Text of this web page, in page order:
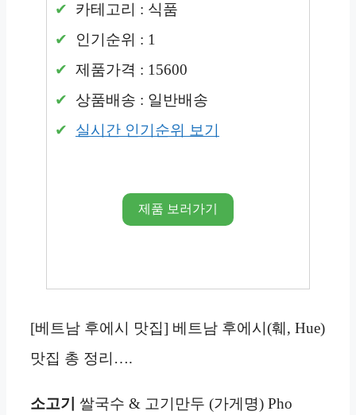
카테고리 : 식품
인기순위 : 1
제품가격 : 15600
상품배송 : 일반배송
실시간 인기순위 보기
제품 보러가기
[베트남 후에시 맛집] 베트남 후에시(훼, Hue)
맛집 총 정리….
소고기
쌀국수 & 고기만두 (가게명) Pho